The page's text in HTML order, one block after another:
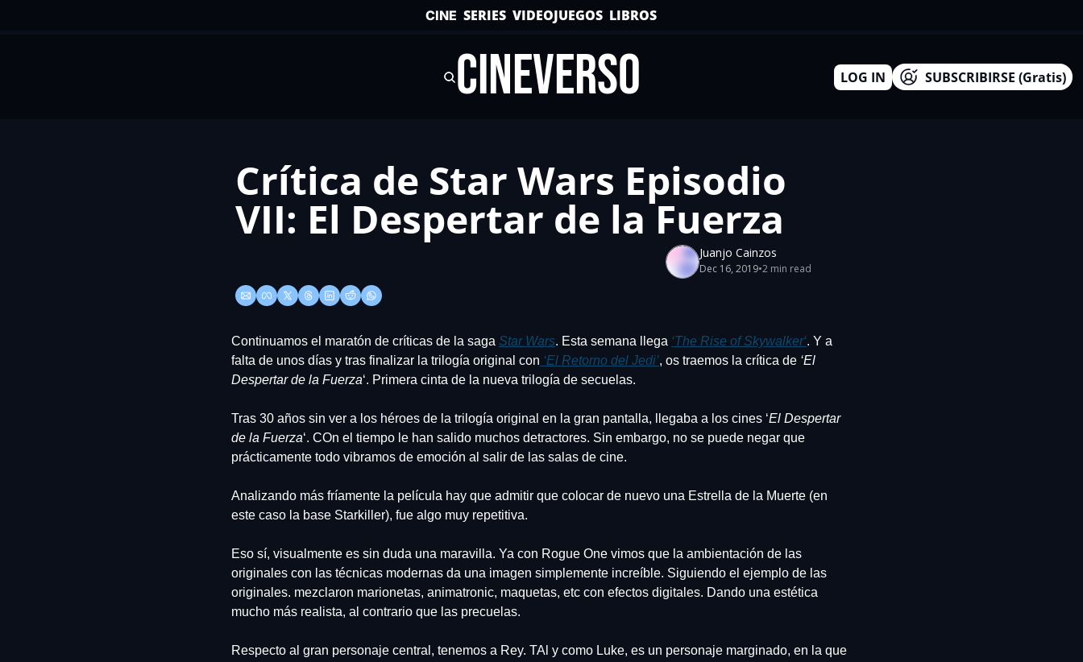
CINE SERIES VIDEOJUEGOS LIBROS
CINEVERSO LOG IN SUBSCRIBIRSE (Gratis)
Crítica de Star Wars Episodio
VII: El Despertar de la Fuerza
Juanjo Cainzos
Dec 16, 2019•2 min read
Continuamos el maratón de críticas de la saga Star Wars. Esta semana llega ‘The Rise of Skywalker‘. Y a
falta de unos días y tras finalizar la trilogía original con ‘El Retorno del Jedi’, os traemos la crítica de ‘El
Despertar de la Fuerza‘. Primera cinta de la nueva trilogía de secuelas.
Tras 30 años sin ver a los héroes de la trilogía original en la gran pantalla, llegaba a los cines ‘El Despertar
de la Fuerza‘. COn el tiempo le han salido muchos detractores. Sin embargo, no se puede negar que
prácticamente todo vibramos de emoción al salir de las salas de cine.
Analizando más fríamente la película hay que admitir que colocar de nuevo una Estrella de la Muerte (en
este caso la base Starkiller), fue algo muy repetitiva.
Eso sí, visualmente es sin duda una maravilla. Ya con Rogue One vimos que la ambientación de las
originales con las técnicas modernas da una imagen simplemente increíble. Siguiendo el ejemplo de las
originales. mezclaron marionetas, animatronic, maquetas, etc con efectos digitales. Dando una estética
mucho más realista, al contrario que las precuelas.
Respecto al gran personaje central, tenemos a Rey. TAl y como Luke, es un personaje marginado, en la que